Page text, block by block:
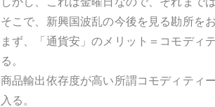
そこで、新興国波乱の今後を見る勘所を
まず、「通貨安」のメリット＝コモディ
る。
商品輸出依存度が高い所謂コモディティ
入る。